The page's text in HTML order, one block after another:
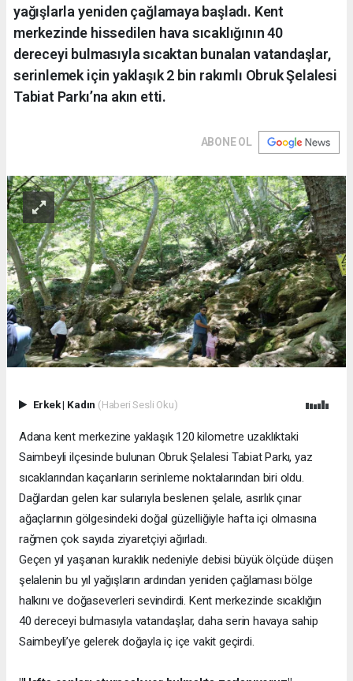
yağışlarla yeniden çağlamaya başladı. Kent
merkezinde hissedilen hava sıcaklığının 40
dereceyi bulmasıyla sıcaktan bunalan vatandaşlar,
serinlemek için yaklaşık 2 bin rakımlı Obruk Şelalesi
Tabiat Parkı’na akın etti.
ABONE OL
Erkek| Kadın (Haberi Sesli Oku)
Adana kent merkezine yaklaşık 120 kilometre uzaklıktaki
Saimbeyli ilçesinde bulunan Obruk Şelalesi Tabiat Parkı, yaz
sıcaklarından kaçanların serinleme noktalarından biri oldu.
Dağlardan gelen kar sularıyla beslenen şelale, asırlık çınar
ağaçlarının gölgesindeki doğal güzelliğiyle hafta içi olmasına
rağmen çok sayıda ziyaretçiyi ağırladı.
Geçen yıl yaşanan kuraklık nedeniyle debisi büyük ölçüde düşen
şelalenin bu yıl yağışların ardından yeniden çağlaması bölge
halkını ve doğaseverleri sevindirdi. Kent merkezinde sıcaklığın
40 dereceyi bulmasıyla vatandaşlar, daha serin havaya sahip
Saimbeyli’ye gelerek doğayla iç içe vakit geçirdi.